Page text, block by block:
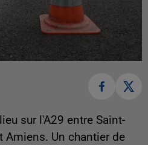
sur l'A29 entre Saint-
Amiens. Un chantier de